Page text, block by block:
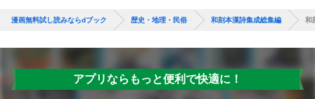
漫画無料試し読みならdブック 歴史・地理・民俗 和刻本漢詩集成総集編 和
アプリならもっと便利で快適に！